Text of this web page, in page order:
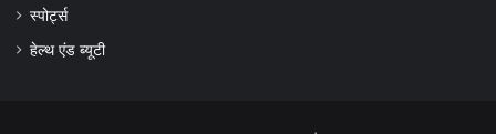
स्पोर्ट्स
हेल्थ एंड ब्यूटी